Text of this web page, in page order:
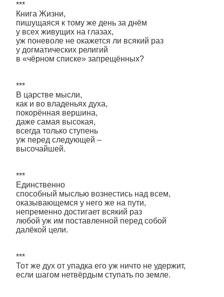
***
Книга Жизни,
пишущаяся к тому же день за днём
у всех живущих на глазах,
уж поневоле не окажется ли всякий раз
у догматических религий
в «чёрном списке» запрещённых?
***
В царстве мысли,
как и во владеньях духа,
покорённая вершина,
даже самая высокая,
всегда только ступень
уж перед следующей –
высочайшей.
***
Единственно
способный мыслью вознестись над всем,
оказывающемся у него же на пути,
непременно достигает всякий раз
любой уж им поставленной перед собой
далёкой цели.
***
Тот же дух от упадка его уж ничто не удержит,
если шагом нетвёрдым ступать по земле.